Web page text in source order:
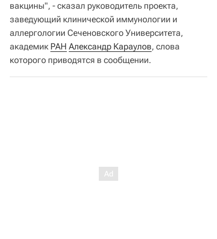
вакцины", - сказал руководитель проекта,
заведующий клинической иммунологии и
аллергологии Сеченовского Университета,
академик РАН Александр Караулов, слова
которого приводятся в сообщении.